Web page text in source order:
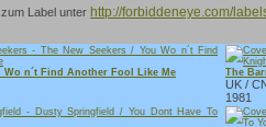
Label unter http://forbiddeneye.com/
Wo n´t Find Another Fool Like Me The
UK /
1981